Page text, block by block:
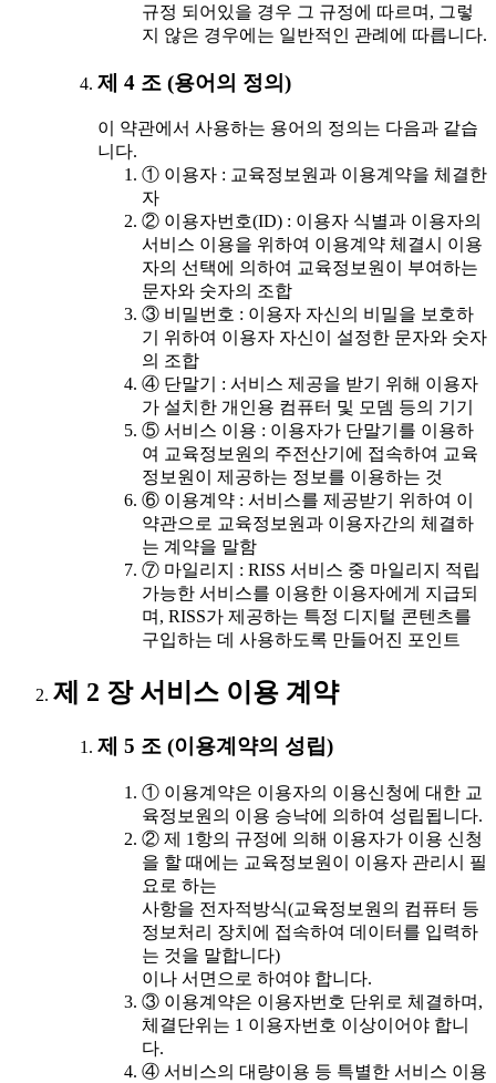
규정 되어있을 경우 그 규정에 따르며, 그렇
지 않은 경우에는 일반적인 관례에 따릅니다.
제 4 조 (용어의 정의)
이 약관에서 사용하는 용어의 정의는 다음과 같습
니다.
① 이용자 : 교육정보원과 이용계약을 체결한
자
② 이용자번호(ID) : 이용자 식별과 이용자의
서비스 이용을 위하여 이용계약 체결시 이용
자의 선택에 의하여 교육정보원이 부여하는
문자와 숫자의 조합
③ 비밀번호 : 이용자 자신의 비밀을 보호하
기 위하여 이용자 자신이 설정한 문자와 숫자
의 조합
④ 단말기 : 서비스 제공을 받기 위해 이용자
가 설치한 개인용 컴퓨터 및 모뎀 등의 기기
⑤ 서비스 이용 : 이용자가 단말기를 이용하
여 교육정보원의 주전산기에 접속하여 교육
정보원이 제공하는 정보를 이용하는 것
⑥ 이용계약 : 서비스를 제공받기 위하여 이
약관으로 교육정보원과 이용자간의 체결하
는 계약을 말함
⑦ 마일리지 : RISS 서비스 중 마일리지 적립
가능한 서비스를 이용한 이용자에게 지급되
며, RISS가 제공하는 특정 디지털 콘텐츠를
구입하는 데 사용하도록 만들어진 포인트
제 2 장 서비스 이용 계약
제 5 조 (이용계약의 성립)
① 이용계약은 이용자의 이용신청에 대한 교
육정보원의 이용 승낙에 의하여 성립됩니다.
② 제 1항의 규정에 의해 이용자가 이용 신청
을 할 때에는 교육정보원이 이용자 관리시 필
요로 하는
사항을 전자적방식(교육정보원의 컴퓨터 등
정보처리 장치에 접속하여 데이터를 입력하
는 것을 말합니다)
이나 서면으로 하여야 합니다.
③ 이용계약은 이용자번호 단위로 체결하며,
체결단위는 1 이용자번호 이상이어야 합니
다.
④ 서비스의 대량이용 등 특별한 서비스 이용